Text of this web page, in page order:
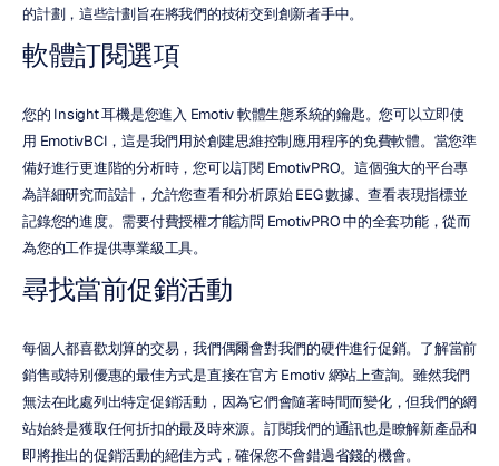
的計劃，這些計劃旨在將我們的技術交到創新者手中。
軟體訂閱選項
您的 Insight 耳機是您進入 Emotiv 軟體生態系統的鑰匙。您可以立即使
用 EmotivBCI，這是我們用於創建思維控制應用程序的免費軟體。當您準
備好進行更進階的分析時，您可以訂閱 EmotivPRO。這個強大的平台專
為詳細研究而設計，允許您查看和分析原始 EEG 數據、查看表現指標並
記錄您的進度。需要付費授權才能訪問 EmotivPRO 中的全套功能，從而
為您的工作提供專業級工具。
尋找當前促銷活動
每個人都喜歡划算的交易，我們偶爾會對我們的硬件進行促銷。了解當前
銷售或特別優惠的最佳方式是直接在官方 Emotiv 網站上查詢。雖然我們
無法在此處列出特定促銷活動，因為它們會隨著時間而變化，但我們的網
站始終是獲取任何折扣的最及時來源。訂閱我們的通訊也是瞭解新產品和
即將推出的促銷活動的絕佳方式，確保您不會錯過省錢的機會。